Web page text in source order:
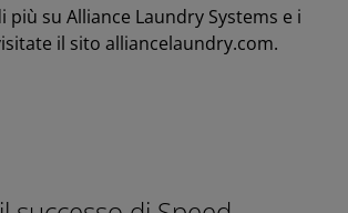
più su Alliance Laundry Systems e i
il sito alliancelaundry.com.